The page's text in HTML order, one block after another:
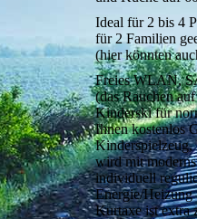
Ideal für 2 bis 4
für 2 Familien
(hier könnten
Freies WLAN,
(das Rauchen
Kinderski für
Ihnen kostenlos
wird mit
individuell
Energie/Heizung
Kurtaxe ist extra